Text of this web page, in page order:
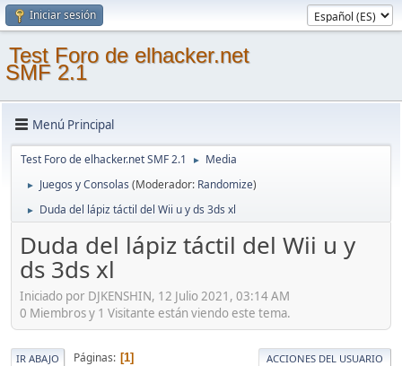
Iniciar sesión
Test Foro de elhacker.net
SMF 2.1
Menú Principal
Test Foro de elhacker.net SMF 2.1 ► Media
► Juegos y Consolas (Moderador: Randomize)
► Duda del lápiz táctil del Wii u y ds 3ds xl
Duda del lápiz táctil del Wii u y
ds 3ds xl
Iniciado por DJKENSHIN, 12 Julio 2021, 03:14 AM
0 Miembros y 1 Visitante están viendo este tema.
IR ABAJO Páginas 1 ACCIONES DEL USUARIO